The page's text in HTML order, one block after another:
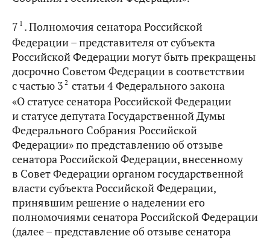
7 1 . Полномочия сенатора Российской
Федерации – представителя от субъекта
Российской Федерации могут быть прекращены
досрочно Советом Федерации в соответствии
с частью 3 2 статьи 4 Федерального закона
«О статусе сенатора Российской Федерации
и статусе депутата Государственной Думы
Федерального Собрания Российской
Федерации» по представлению об отзыве
сенатора Российской Федерации, внесенному
в Совет Федерации органом государственной
власти субъекта Российской Федерации,
принявшим решение о наделении его
полномочиями сенатора Российской Федерации
(далее – представление об отзыве сенатора